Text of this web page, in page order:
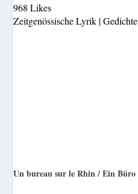
968 Likes
Zeitgenössische Lyrik |
Un bureau sur le Rhin / Ein